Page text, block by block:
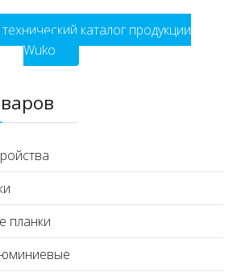
каталог продукции
Wuko
планки